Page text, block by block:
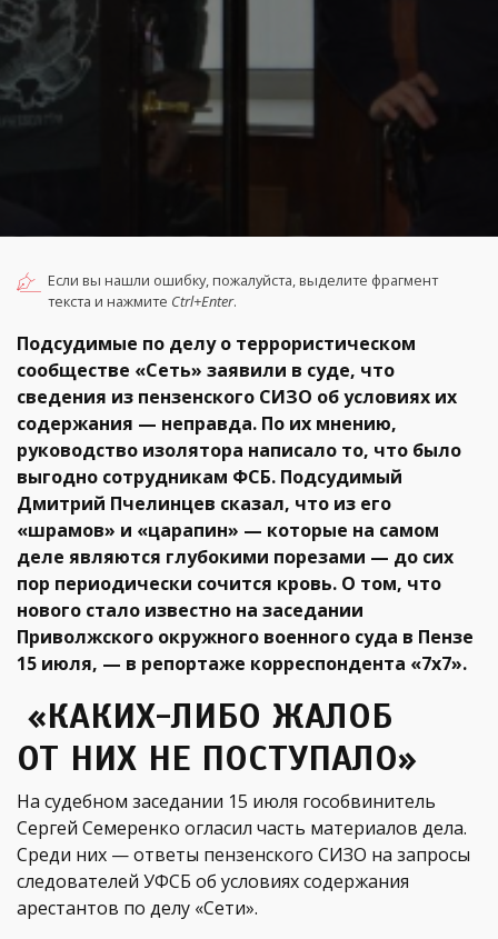
Если вы нашли ошибку, пожалуйста, выделите фрагмент
текста и нажмите Ctrl+Enter.
Подсудимые по делу о террористическом
сообществе «Сеть» заявили в суде, что
сведения из пензенского СИЗО об условиях их
содержания — неправда. По их мнению,
руководство изолятора написало то, что было
выгодно сотрудникам ФСБ. Подсудимый
Дмитрий Пчелинцев сказал, что из его
«шрамов» и «царапин» — которые на самом
деле являются глубокими порезами — до сих
пор периодически сочится кровь. О том, что
нового стало известно на заседании
Приволжского окружного военного суда в Пензе
15 июля, — в репортаже корреспондента «7х7».
«КАКИХ-ЛИБО ЖАЛОБ
ОТ НИХ НЕ ПОСТУПАЛО»
На судебном заседании 15 июля гособвинитель
Сергей Семеренко огласил часть материалов дела.
Среди них — ответы пензенского СИЗО на запросы
следователей УФСБ об условиях содержания
арестантов по делу «Сети».